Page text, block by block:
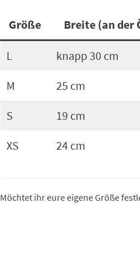
Größe Breite (an der
L knapp 30 cm
M 25 cm
S 19 cm
XS 24 cm
Möchtet ihr eure eigene Größe